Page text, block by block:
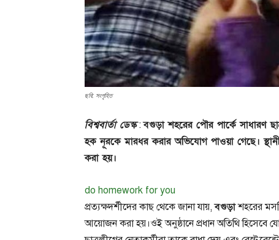
ছবি: সংগৃহিত
বিশ্ববার্তা ডেস্ক:বগুড়া শহরের পৌর পার্কে সাধারণ
হক নূরকে মারধর করার অভিযোগ পাওয়া গেছে।
করা হয়।
do homework for you
প্রত্যক্ষদর্শীদের কাছ থেকে জানা যায়,বগুড়াশহরের
আয়োজন করা হয়।ওই অনুষ্ঠানে প্রধান অতিথি হিসেবে